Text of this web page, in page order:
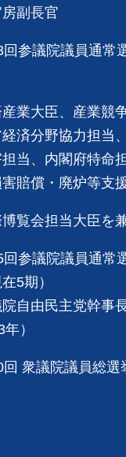
房副長官
回参議院議員通常
業大臣、産業競
経済分野協力担当
当、内閣府特命
賠償・廃炉等支
博覧会担当大臣を
回参議院議員通常
在5期）
自由民主党幹事
）
回 衆議院議員総